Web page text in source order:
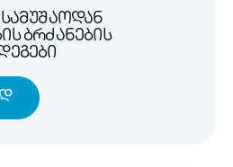
ბრძანების